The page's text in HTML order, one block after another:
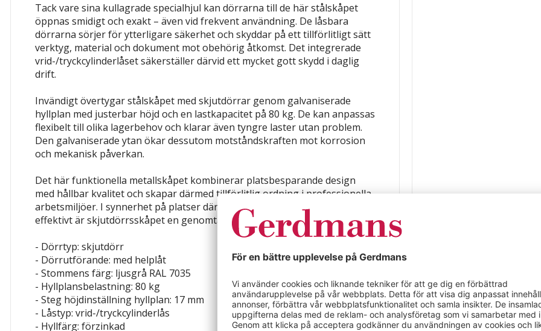
Tack vare sina kullagrade specialhjul kan dörrarna till de här stålskåpet
öppnas smidigt och exakt – även vid frekvent användning. De låsbara
dörrarna sörjer för ytterligare säkerhet och skyddar på ett tillförlitligt sätt
verktyg, material och dokument mot obehörig åtkomst. Det integrerade
vrid-/tryckcylinderlåset säkerställer därvid ett mycket gott skydd i daglig
drift.
Invändigt övertygar stålskåpet med skjutdörrar genom galvaniserade
hyllplan med justerbar höjd och en lastkapacitet på 80 kg. De kan anpassas
flexibelt till olika lagerbehov och klarar även tyngre laster utan problem.
Den galvaniserade ytan ökar dessutom motståndskraften mot korrosion
och mekanisk påverkan.
Det här funktionella metallskåpet kombinerar platsbesparande design
med hållbar kvalitet och skapar därmed tillförlitlig ordning i professionella
arbetsmiljöer. I synnerhet på platser där utrymmet måste utnyttjas
effektivt är skjutdörrsskåpet en genomtänkt och stabil lösning.
- Dörrtyp: skjutdörr
- Dörrutförande: med helplåt
- Stommens färg: ljusgrå RAL 7035
- Hyllplansbelastning: 80 kg
- Steg höjdinställning hyllplan: 17 mm
- Låstyp: vrid-/tryckcylinderlås
- Hyllfärg: förzinkad